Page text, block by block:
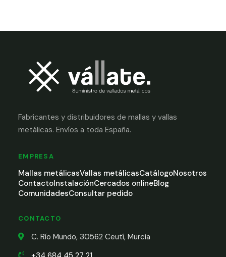
Fabricantes y distribuidores de mallas y vallas
metálicas. Envíos a toda España.
EMPRESA
Mallas metálicasVallas metálicasCatálogoNosotros
ContactoInstalaciónCercados onlineBlog
ComunidadesConsultar pedido
CONTACTO
C. Río Mundo, 30562 Ceutí, Murcia